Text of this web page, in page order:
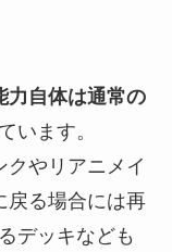
力自体は通常の
います。
クやリアニメイ
戻る場合には再
デッキなども